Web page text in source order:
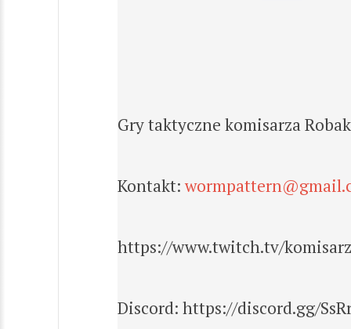
Gry taktyczne komisarza
Kontakt:
https://www.twitch.tv/
Discord: https://discord.gg/